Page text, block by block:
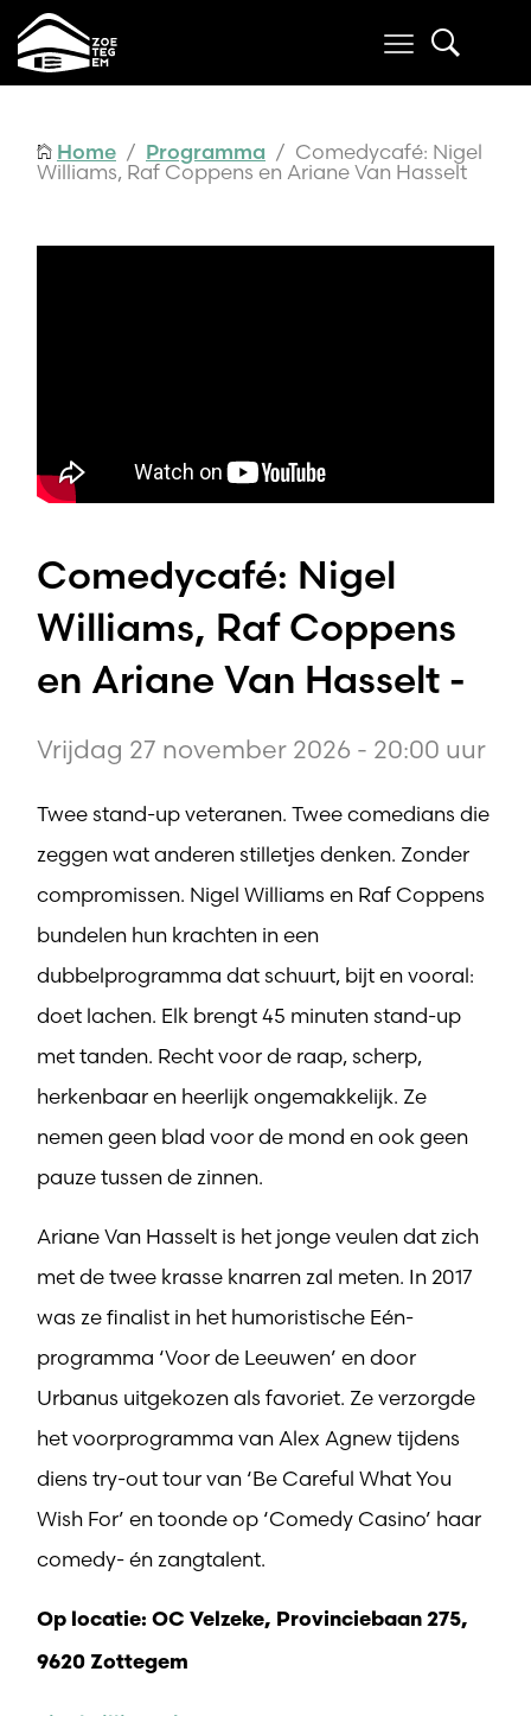
Home / Programma / Comedycafé: Nigel
Williams, Raf Coppens en Ariane Van Hasselt
Comedycafé: Nigel
Williams, Raf Coppens
en Ariane Van Hasselt -
Vrijdag 27 november 2026 - 20:00 uur
Twee stand-up veteranen. Twee comedians die
zeggen wat anderen stilletjes denken. Zonder
compromissen. Nigel Williams en Raf Coppens
bundelen hun krachten in een
dubbelprogramma dat schuurt, bijt en vooral:
doet lachen. Elk brengt 45 minuten stand-up
met tanden. Recht voor de raap, scherp,
herkenbaar en heerlijk ongemakkelijk. Ze
nemen geen blad voor de mond en ook geen
pauze tussen de zinnen.
Ariane Van Hasselt is het jonge veulen dat zich
met de twee krasse knarren zal meten. In 2017
was ze finalist in het humoristische Eén-
programma ‘Voor de Leeuwen’ en door
Urbanus uitgekozen als favoriet. Ze verzorgde
het voorprogramma van Alex Agnew tijdens
diens try-out tour van ‘Be Careful What You
Wish For’ en toonde op ‘Comedy Casino’ haar
comedy- én zangtalent.
Op locatie: OC Velzeke, Provinciebaan 275,
9620 Zottegem